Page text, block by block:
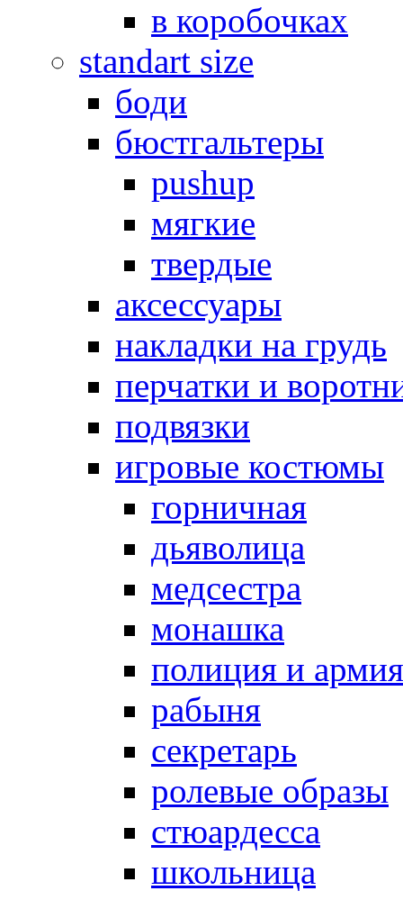
в коробочках
standart size
боди
бюстгальтеры
pushup
мягкие
твердые
аксессуары
накладки на грудь
перчатки и
подвязки
игровые костюмы
горничная
дьяволица
медсестра
монашка
полиция и армия
рабыня
секретарь
ролевые образы
стюардесса
школьница